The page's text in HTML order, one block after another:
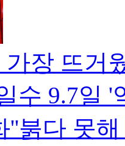
가장 뜨거
수 9.7일 '
''붉다 못